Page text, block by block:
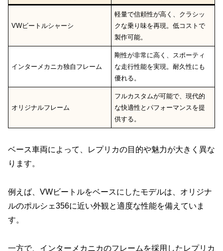
VWビートルシャーシ
軽量で信頼性が高く、クラシッ
クな乗り味を再現。低コストで
製作可能。
インターメカニカ独自フレーム
剛性が非常に高く、スポーティ
な走行性能を実現。耐久性にも
優れる。
オリジナルフレーム
フルカスタムが可能で、現代的
な快適性とパフォーマンスを提
供する。
ベース車両によって、レプリカの目的や魅力が大きく異な
ります。
例えば、VWビートルをベースにしたモデルは、オリジナ
ルのポルシェ356に近い外観と適度な性能を備えていま
す。
一方で、インターメカニカのフレームを採用したレプリカ